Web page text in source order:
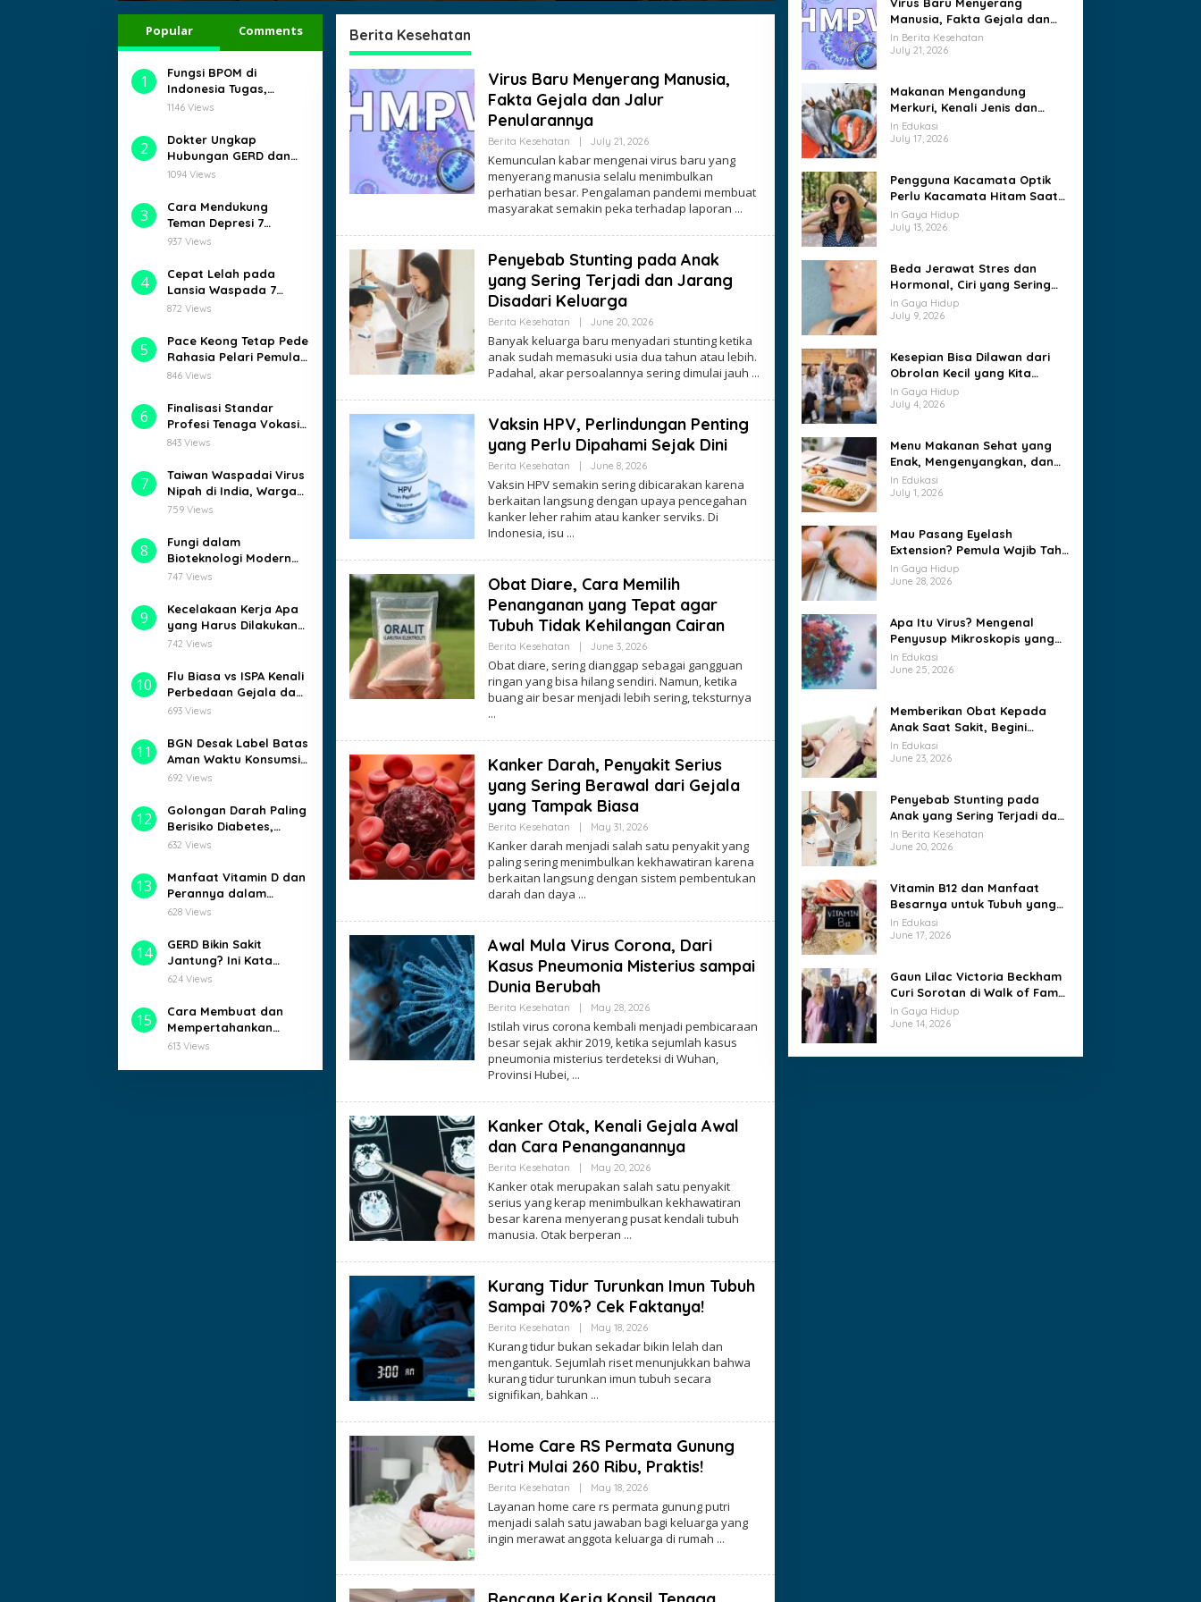
Beruntung
Popular Comments
1
Fungsi BPOM di
Indonesia Tugas,
Wewenang, dan Peran
1146 Views
2
Dokter Ungkap
Hubungan GERD dan
Kematian Mendadak
1094 Views
3
Cara Mendukung
Teman Depresi 7
Langkah Sederhana
937 Views
4
Cepat Lelah pada
Lansia Waspada 7
Tanda Bahaya Ini!
872 Views
5
Pace Keong Tetap Pede
Rahasia Pelari Pemula
Naik Level
846 Views
6
Finalisasi Standar
Profesi Tenaga Vokasi
Farmasi, Siap Ubah
843 Views
7
Taiwan Waspadai Virus
Nipah di India, Warga
Panik?
759 Views
8
Fungi dalam
Bioteknologi Modern
bongkar peran,
jamur yang
747 Views
9
Kecelakaan Kerja Apa
yang Harus Dilakukan?
Ini Panduannya!
742 Views
10
Flu Biasa vs ISPA Kenali
Perbedaan Gejala dan
Bahayanya
693 Views
11
BGN Desak Label Batas
Aman Waktu Konsumsi
Ompreng MBG
692 Views
12
Golongan Darah Paling
Berisiko Diabetes,
Kamu Termasuk?
632 Views
13
Manfaat Vitamin D dan
Perannya dalam
Menjaga Kesehatan
628 Views
14
GERD Bikin Sakit
Jantung? Ini Kata
Dokter!
624 Views
15
Cara Membuat dan
Mempertahankan
Teman dengan Mudah
613 Views
Berita Kesehatan
Virus Baru Menyerang Manusia,
Fakta Gejala dan Jalur
Penularannya
Berita Kesehatan July 21, 2026By
Kemunculan kabar mengenai virus baru yang
menyerang manusia selalu menimbulkan
perhatian besar. Pengalaman pandemi membuat
masyarakat semakin peka terhadap laporan
Penyebab Stunting pada Anak
yang Sering Terjadi dan Jarang
Disadari Keluarga
Berita Kesehatan June 20, 2026By
Banyak keluarga baru menyadari stunting ketika
anak sudah memasuki usia dua tahun atau lebih.
Padahal, akar persoalannya sering dimulai jauh
Vaksin HPV, Perlindungan Penting
yang Perlu Dipahami Sejak Dini
Berita Kesehatan June 8, 2026By
Vaksin HPV semakin sering dibicarakan karena
berkaitan langsung dengan upaya pencegahan
kanker leher rahim atau kanker serviks. Di
Indonesia, isu
Obat Diare, Cara Memilih
Penanganan yang Tepat agar
Tubuh Tidak Kehilangan Cairan
Berita Kesehatan June 3, 2026By
Obat diare, sering dianggap sebagai gangguan
ringan yang bisa hilang sendiri. Namun, ketika
buang air besar menjadi lebih sering, teksturnya
Kanker Darah, Penyakit Serius
yang Sering Berawal dari Gejala
yang Tampak Biasa
Berita Kesehatan May 31, 2026By
Kanker darah menjadi salah satu penyakit yang
paling sering menimbulkan kekhawatiran karena
berkaitan langsung dengan sistem pembentukan
darah dan daya
Awal Mula Virus Corona, Dari
Kasus Pneumonia Misterius sampai
Dunia Berubah
Berita Kesehatan May 28, 2026By
Istilah virus corona kembali menjadi pembicaraan
besar sejak akhir 2019, ketika sejumlah kasus
pneumonia misterius terdeteksi di Wuhan,
Provinsi Hubei,
Kanker Otak, Kenali Gejala Awal
dan Cara Penanganannya
Berita Kesehatan May 20, 2026By
Kanker otak merupakan salah satu penyakit
serius yang kerap menimbulkan kekhawatiran
besar karena menyerang pusat kendali tubuh
manusia. Otak berperan
Kurang Tidur Turunkan Imun Tubuh
Sampai 70%? Cek Faktanya!
Berita Kesehatan May 18, 2026By
Kurang tidur bukan sekadar bikin lelah dan
mengantuk. Sejumlah riset menunjukkan bahwa
kurang tidur turunkan imun tubuh secara
signifikan, bahkan
Home Care RS Permata Gunung
Putri Mulai 260 Ribu, Praktis!
Berita Kesehatan May 18, 2026By
Layanan home care rs permata gunung putri
menjadi salah satu jawaban bagi keluarga yang
ingin merawat anggota keluarga di rumah
Virus Baru Menyerang
Manusia, Fakta Gejala dan
Jalur Penularannya
In Berita Kesehatan
July 21, 2026
Makanan Mengandung
Merkuri, Kenali Jenis dan
Batas Konsumsinya
In Edukasi
July 17, 2026
Pengguna Kacamata Optik
Perlu Kacamata Hitam Saat
Cuaca Panas?
In Gaya Hidup
July 13, 2026
Beda Jerawat Stres dan
Hormonal, Ciri yang Sering
Tertukar
In Gaya Hidup
July 9, 2026
Kesepian Bisa Dilawan dari
Obrolan Kecil yang Kita
Lakukan Tiap Hari
In Gaya Hidup
July 4, 2026
Menu Makanan Sehat yang
Enak, Mengenyangkan, dan
Mudah Diterapkan Setiap
Hari
In Edukasi
July 1, 2026
Mau Pasang Eyelash
Extension? Pemula Wajib Tahu
Sebelum ke Salon
In Gaya Hidup
June 28, 2026
Apa Itu Virus? Mengenal
Penyusup Mikroskopis yang
Menguasai Sel Hidup
In Edukasi
June 25, 2026
Memberikan Obat Kepada
Anak Saat Sakit, Begini
Caranya
In Edukasi
June 23, 2026
Penyebab Stunting pada
Anak yang Sering Terjadi dan
Jarang Disadari Keluarga
In Berita Kesehatan
June 20, 2026
Vitamin B12 dan Manfaat
Besarnya untuk Tubuh yang
Sering Terlupakan
In Edukasi
June 17, 2026
Gaun Lilac Victoria Beckham
Curi Sorotan di Walk of Fame
David
In Gaya Hidup
June 14, 2026